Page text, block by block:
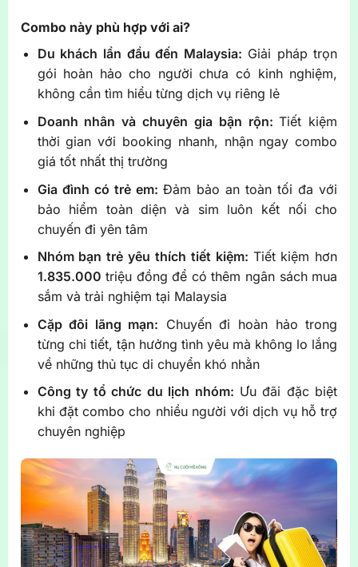
Combo này phù hợp với ai?
Du khách lần đầu đến Malaysia: Giải pháp trọn
gói hoàn hảo cho người chưa có kinh nghiệm,
không cần tìm hiểu từng dịch vụ riêng lẻ
Doanh nhân và chuyên gia bận rộn:Tiết kiệm
thời gian với booking nhanh, nhận ngay combo
giá tốt nhất thị trường
Gia đình có trẻ em: Đảm bảo an toàn tối đa với
bảo hiểm toàn diện và sim luôn kết nối cho
chuyến đi yên tâm
Nhóm bạn trẻ yêu thích tiết kiệm: Tiết kiệm hơn
1.835.000 triệu đồng để có thêm ngân sách mua
sắm và trải nghiệm tại Malaysia
Cặp đôi lãng mạn: Chuyến đi hoàn hảo trong
từng chi tiết, tận hưởng tình yêu mà không lo lắng
về những thủ tục di chuyển khó nhằn
Công ty tổ chức du lịch nhóm: Ưu đãi đặc biệt
khi đặt combo cho nhiều người với dịch vụ hỗ trợ
chuyên nghiệp